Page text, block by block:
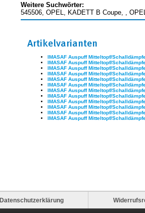
Weitere Suchwörter:
545506, OPEL, KADETT B Coupe, ,
Artikelvarianten
IMASAF Auspuff Mitteltopf/
IMASAF Auspuff Mitteltopf/
IMASAF Auspuff Mitteltopf/
IMASAF Auspuff Mitteltopf/
IMASAF Auspuff Mitteltopf/
IMASAF Auspuff Mitteltopf/
IMASAF Auspuff Mitteltopf/
IMASAF Auspuff Mitteltopf/
IMASAF Auspuff Mitteltopf/
IMASAF Auspuff Mitteltopf/
IMASAF Auspuff Mitteltopf/
IMASAF Auspuff Mitteltopf/
Datenschutzerklärung